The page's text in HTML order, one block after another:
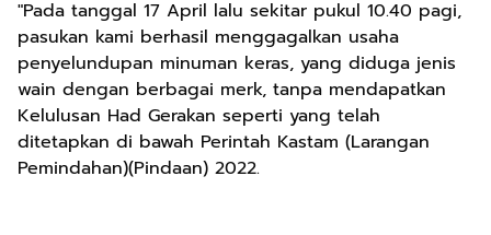
"Pada tanggal 17 April lalu sekitar pukul 10.40 pagi,
pasukan kami berhasil menggagalkan usaha
penyelundupan minuman keras, yang diduga jenis
wain dengan berbagai merk, tanpa mendapatkan
Kelulusan Had Gerakan seperti yang telah
ditetapkan di bawah Perintah Kastam (Larangan
Pemindahan)(Pindaan) 2022.